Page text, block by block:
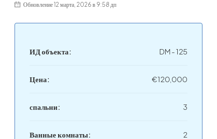
Обновление 12 марта, 2026 в 9:58 дп
ИД объекта: DM - 125
Цена: €120,000
спальни: 3
Ванные комнаты: 2